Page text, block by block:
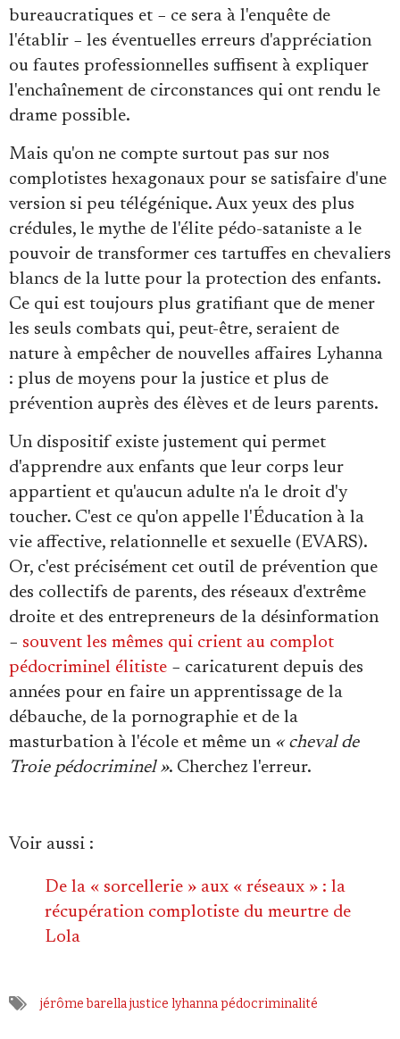
bureaucratiques et − ce sera à l'enquête de
l'établir − les éventuelles erreurs d'appréciation
ou fautes professionnelles suffisent à expliquer
l'enchaînement de circonstances qui ont rendu le
drame possible.
Mais qu'on ne compte surtout pas sur nos
complotistes hexagonaux pour se satisfaire d'une
version si peu télégénique. Aux yeux des plus
crédules, le mythe de l'élite pédo-sataniste a le
pouvoir de transformer ces tartuffes en chevaliers
blancs de la lutte pour la protection des enfants.
Ce qui est toujours plus gratifiant que de mener
les seuls combats qui, peut-être, seraient de
nature à empêcher de nouvelles affaires Lyhanna
: plus de moyens pour la justice et plus de
prévention auprès des élèves et de leurs parents.
Un dispositif existe justement qui permet
d'apprendre aux enfants que leur corps leur
appartient et qu'aucun adulte n'a le droit d'y
toucher. C'est ce qu'on appelle l'Éducation à la
vie affective, relationnelle et sexuelle (EVARS).
Or, c'est précisément cet outil de prévention que
des collectifs de parents, des réseaux d'extrême
droite et des entrepreneurs de la désinformation
− souvent les mêmes qui crient au complot
pédocriminel élitiste − caricaturent depuis des
années pour en faire un apprentissage de la
débauche, de la pornographie et de la
masturbation à l'école et même un « cheval de
Troie pédocriminel ». Cherchez l'erreur.
Voir aussi :
De la « sorcellerie » aux « réseaux » : la
récupération complotiste du meurtre de
Lola
jérôme barellajustice lyhannapédocriminalité